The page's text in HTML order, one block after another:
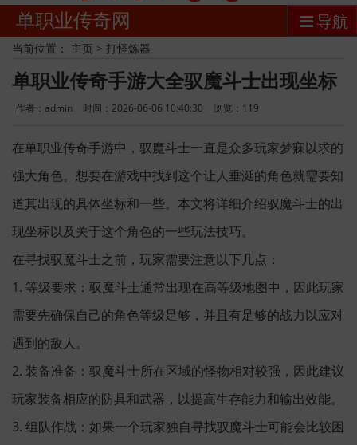
单职业传奇网 导航
当前位置： 主页 > 打怪炼器
单职业传奇手游大全驭魔斗士出现坐标
作者：admin 时间：2026-06-06 10:40:30 浏览： 119
在单职业传奇手游中，驭魔斗士一直是众多玩家梦寐以求的
强大角色。想要在游戏中找到这个让人垂涎的角色就需要知
道其出现的具体坐标和一些。本文将详细介绍驭魔斗士的出
现坐标以及关于这个角色的一些玩法技巧。
在寻找驭魔斗士之前，玩家需要注意以下几点：
1. 等级要求：驭魔斗士通常出现在高等级地图中，因此玩家
需要先确保自己的角色等级足够，并且有足够的战力以应对
遇到的敌人。
2. 装备准备：驭魔斗士所在区域的怪物相对较强，因此建议
玩家装备相应的防具和武器，以提高生存能力和输出效能。
3. 组队作战：如果一个玩家独自寻找驭魔斗士可能会比较困